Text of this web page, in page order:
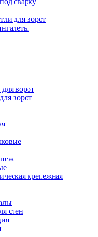
для ворот
ворот
ворот
крепежная
стен